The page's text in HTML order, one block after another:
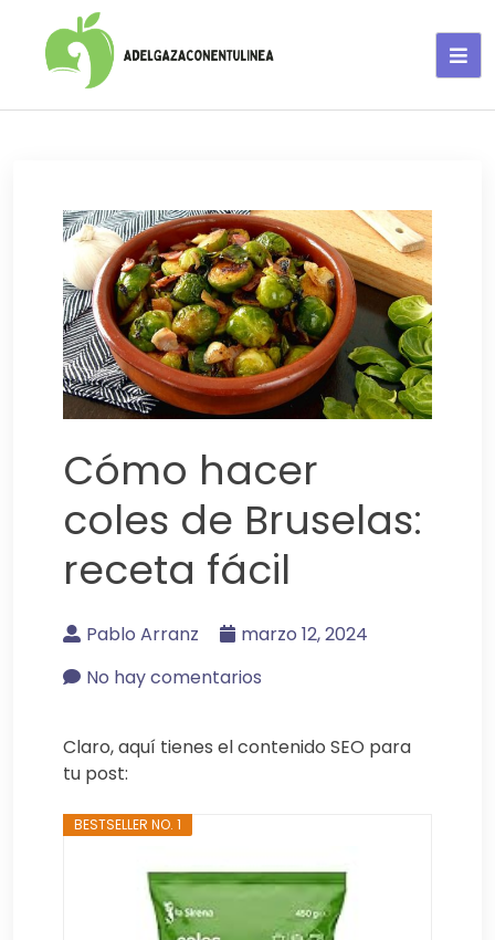
Cómo hacer
coles de Bruselas:
receta fácil
Pablo Arranz
marzo 12, 2024
No hay comentarios
Claro, aquí tienes el contenido SEO para
tu post:
BESTSELLER NO. 1